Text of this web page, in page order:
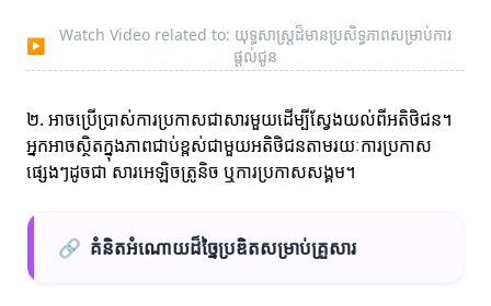
▶
Watch Video related to: យុទ្ធសាស្ត្រដ៏មានប្រសិទ្ធភាពសម្រាប់ការ
ផ្តល់ជូន
២. អាចប្រើប្រាស់ការប្រកាសជាសារមួយដើម្បីស្វែងយល់ពីអតិថិជន។
អ្នកអាចស្ថិតក្នុងភាពជាប់ខ្ពស់ជាមួយអតិថិជនតាមរយៈការប្រកាស
ផ្សេងៗដូចជា សារអេឡិចត្រូនិច ឬការប្រកាសសង្គម។
🔗 គំនិតអំណោយដ៏ច្នៃប្រឌិតសម្រាប់គ្រួសារ